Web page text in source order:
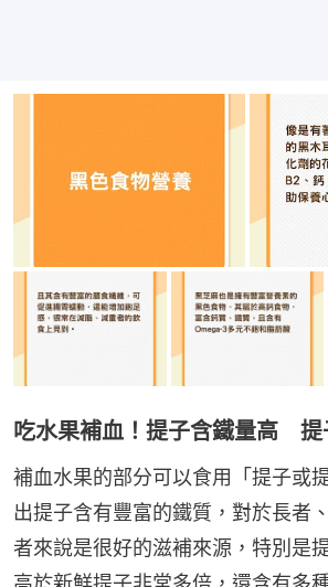
吃水果補血！提子含鐵量高 提
補血水果的部分可以食用「提子或
出提子含有豐富的鐵質，對於長者
者來說是很好的滋補來源，特別是